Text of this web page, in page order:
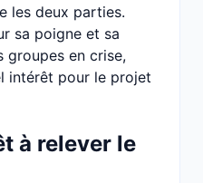
les deux parties.
sa poigne et sa
groupes en crise,
intérêt pour le projet
à relever le